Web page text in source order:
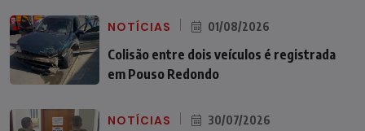
NOTÍCIAS 01/08/2026
Colisão entre dois veículos é registrada
em Pouso Redondo
NOTÍCIAS 30/07/2026